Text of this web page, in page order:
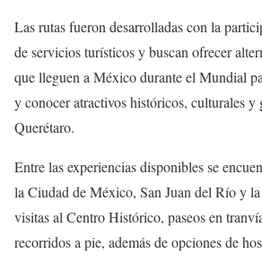
Las rutas fueron desarrolladas con la
de servicios turísticos y buscan ofrecer
que lleguen a México durante el Mundial
y conocer atractivos históricos, culturales y
Querétaro.
Entre las experiencias disponibles se
la Ciudad de México, San Juan del Río y
visitas al Centro Histórico, paseos en
recorridos a pie, además de opciones de